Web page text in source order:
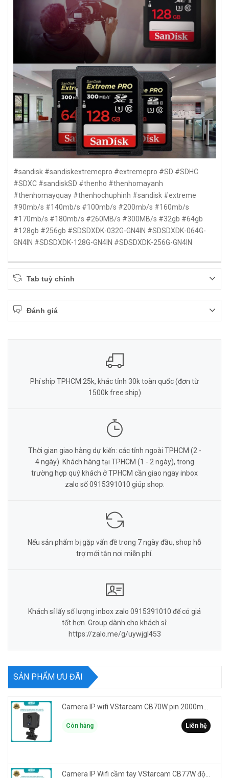
#sandisk #sandiskextremepro #extremepro #SD #SDHC
#SDXC #sandiskSD #thenho #thenhomayanh
#thenhomayquay #thenhochuphinh #sandisk #extreme
#90mb/s #140mb/s #100mb/s #200mb/s #160mb/s
#170mb/s #180mb/s #260MB/s #300MB/s #32gb #64gb
#128gb #256gb #SDSDXDK-032G-GN4IN #SDSDXDK-064G-
GN4IN #SDSDXDK-128G-GN4IN #SDSDXDK-256G-GN4IN
Tab tuỳ chỉnh
Đánh giá
Phí ship TPHCM 25k, khác tỉnh 30k toàn quốc (đơn từ
1500k free ship)
Thời gian giao hàng dự kiến: các tỉnh ngoài TPHCM (2 -
4 ngày). Khách hàng tại TPHCM (1 - 2 ngày), trong
trường hợp quý khách ở TPHCM cần giao ngay inbox
zalo số 0915391010 giúp shop.
Nếu sản phẩm bị gặp vấn đề trong 7 ngày đầu, shop hỗ
trợ mới tận nơi miễn phí.
Khách sỉ lấy số lượng inbox zalo 0915391010 để có giá
tốt hơn. Group dành cho khách sỉ:
https://zalo.me/g/uywjgl453
SẢN PHẨM ƯU ĐÃI
Còn hàng Liên hệ
Camera IP Wifi cầm tay VStarcam CB77W độ phân giải 3MP FullHD 1080P - ghi hành trình làm Vlog